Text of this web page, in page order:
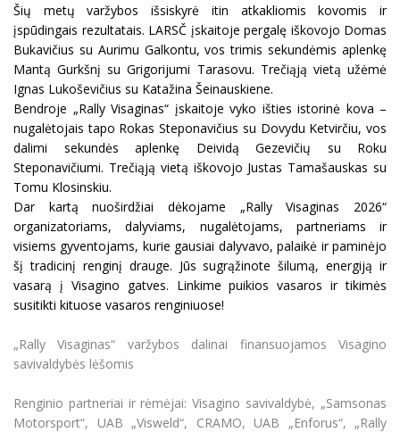
Šių metų varžybos išsiskyrė itin atkakliomis kovomis ir
įspūdingais rezultatais. LARSČ įskaitoje pergalę iškovojo Domas
Bukavičius su Aurimu Galkontu, vos trimis sekundėmis aplenkę
Mantą Gurkšnį su Grigorijumi Tarasovu. Trečiąją vietą užėmė
Ignas Lukoševičius su Katažina Šeinauskiene.
Bendroje „Rally Visaginas“ įskaitoje vyko išties istorinė kova –
nugalėtojais tapo Rokas Steponavičius su Dovydu Ketvirčiu, vos
dalimi sekundės aplenkę Deividą Gezevičių su Roku
Steponavičiumi. Trečiąją vietą iškovojo Justas Tamašauskas su
Tomu Klosinskiu.
Dar kartą nuoširdžiai dėkojame „Rally Visaginas 2026“
organizatoriams, dalyviams, nugalėtojams, partneriams ir
visiems gyventojams, kurie gausiai dalyvavo, palaikė ir paminėjo
šį tradicinį renginį drauge. Jūs sugrąžinote šilumą, energiją ir
vasarą į Visagino gatves. Linkime puikios vasaros ir tikimės
susitikti kituose vasaros renginiuose!
„Rally Visaginas“ varžybos dalinai finansuojamos Visagino
savivaldybės lėšomis
Renginio partneriai ir rėmėjai: Visagino savivaldybė, „Samsonas
Motorsport“, UAB „Visweld“, CRAMO, UAB „Enforus“, „Rally